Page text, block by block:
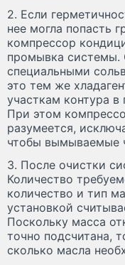
2. Если
нее могла попасть
компрессор
промывка системы.
специальными
это тем же
участкам контура
При этом
разумеется,
чтобы вымываемые
3. После очистки
Количество
количество и тип
установкой
Поскольку масса
точно подсчитана,
сколько масла